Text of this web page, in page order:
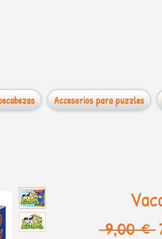
Accesorios para puzzles
9,00 €